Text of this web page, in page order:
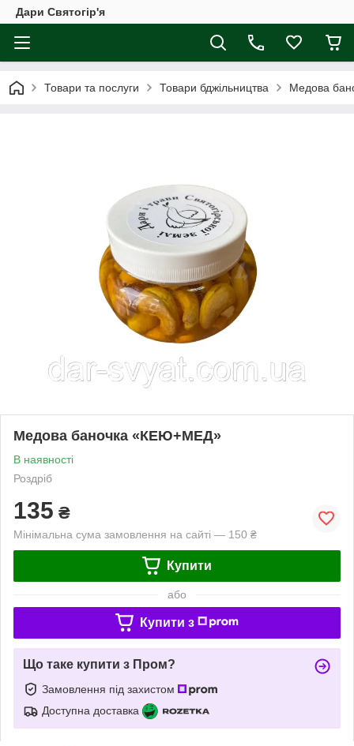
Дари Святогір'я
Товари та послуги Товари бджільництва Медова
Медова баночка «КЕЮ+МЕД»
В наявності
Роздріб
135 ₴
Мінімальна сума замовлення на сайті — 150 ₴
Купити
або
Купити з
Що таке купити з Пром?
Замовлення під захистом
Доступна доставка